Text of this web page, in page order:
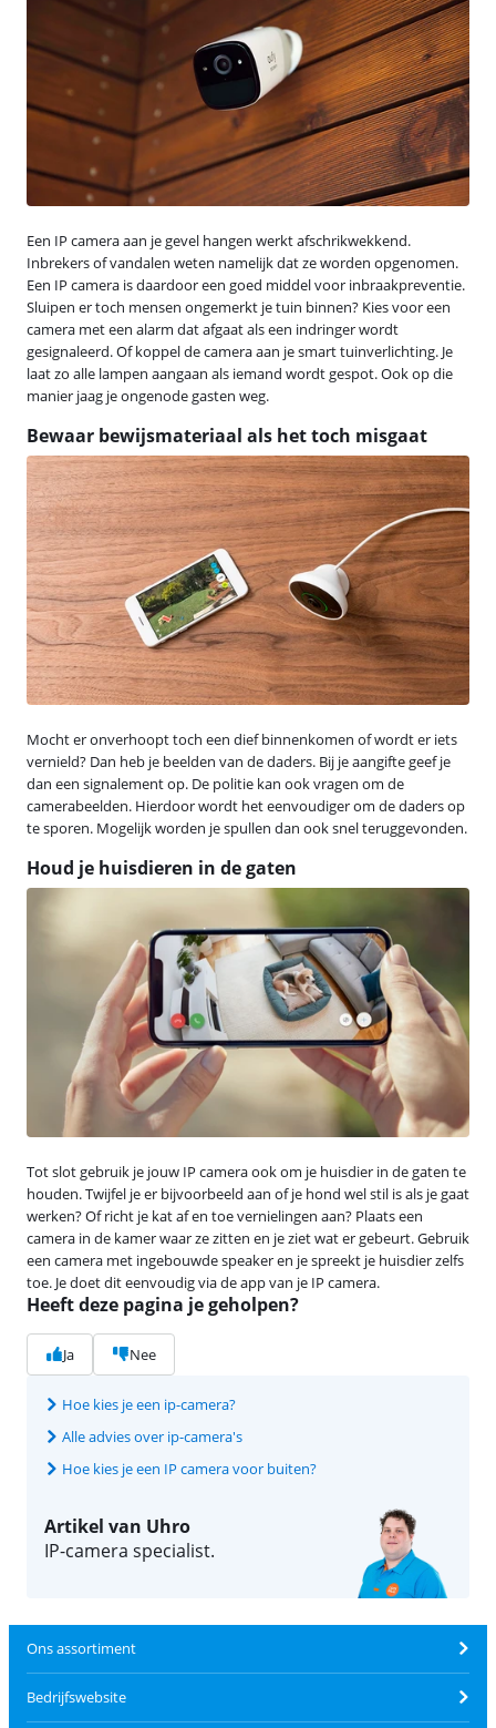
Een IP camera aan je gevel hangen werkt afschrikwekkend.
Inbrekers of vandalen weten namelijk dat ze worden opgenomen.
Een IP camera is daardoor een goed middel voor inbraakpreventie.
Sluipen er toch mensen ongemerkt je tuin binnen? Kies voor een
camera met een alarm dat afgaat als een indringer wordt
gesignaleerd. Of koppel de camera aan je smart tuinverlichting. Je
laat zo alle lampen aangaan als iemand wordt gespot. Ook op die
manier jaag je ongenode gasten weg.
Bewaar bewijsmateriaal als het toch misgaat
Mocht er onverhoopt toch een dief binnenkomen of wordt er iets
vernield? Dan heb je beelden van de daders. Bij je aangifte geef je
dan een signalement op. De politie kan ook vragen om de
camerabeelden. Hierdoor wordt het eenvoudiger om de daders op
te sporen. Mogelijk worden je spullen dan ook snel teruggevonden.
Houd je huisdieren in de gaten
Tot slot gebruik je jouw IP camera ook om je huisdier in de gaten te
houden. Twijfel je er bijvoorbeeld aan of je hond wel stil is als je gaat
werken? Of richt je kat af en toe vernielingen aan? Plaats een
camera in de kamer waar ze zitten en je ziet wat er gebeurt. Gebruik
een camera met ingebouwde speaker en je spreekt je huisdier zelfs
toe. Je doet dit eenvoudig via de app van je IP camera.
Heeft deze pagina je geholpen?
Ja Nee
Hoe kies je een ip-camera?
Alle advies over ip-camera's
Hoe kies je een IP camera voor buiten?
Artikel van Uhro
IP-camera specialist.
Ons assortiment
Bedrijfswebsite